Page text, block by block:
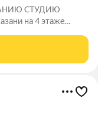
СТУДИЮ
на 4 этажe
на второй